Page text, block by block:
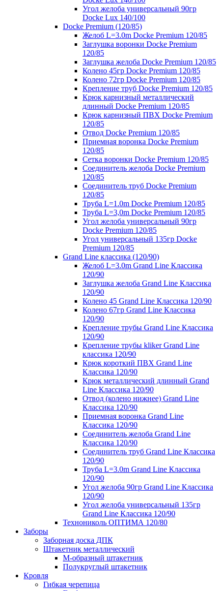
Угол желоба универсальный 90гр
Docke Lux 140/100
Docke Premium (120/85)
Желоб L=3.0m Docke Premium 120/85
Заглушка воронки Docke Premium
120/85
Заглушка желоба Docke Premium 120/85
Колено 45гр Docke Premium 120/85
Колено 72гр Docke Premium 120/85
Крепление труб Docke Premium 120/85
Крюк карнизный металлический
длинный Docke Premium 120/85
Крюк карнизный ПВХ Docke Premium
120/85
Отвод Docke Premium 120/85
Приемная воронка Docke Premium
120/85
Сетка воронки Docke Premium 120/85
Соединитель желоба Docke Premium
120/85
Соединитель труб Docke Premium
120/85
Труба L=1.0m Docke Premium 120/85
Труба L=3,0m Docke Premium 120/85
Угол желоба универсальный 90гр
Docke Premium 120/85
Угол универсальный 135гр Docke
Premium 120/85
Grand Line классика (120/90)
Желоб L=3.0m Grand Line Классика
120/90
Заглушка желоба Grand Line Классика
120/90
Колено 45 Grand Line Классика 120/90
Колено 67гр Grand Line Классика
120/90
Крепление трубы Grand Line Классика
120/90
Крепление трубы kliker Grand Line
классика 120/90
Крюк короткий ПВХ Grand Line
Классика 120/90
Крюк металлический длинный Grand
Line Классика 120/90
Отвод (колено нижнее) Grand Line
Классика 120/90
Приемная воронка Grand Line
Классика 120/90
Соединитель желоба Grand Line
Классика 120/90
Соединитель труб Grand Line Классика
120/90
Труба L=3.0m Grand Line Классика
120/90
Угол желоба 90гр Grand Line Классика
120/90
Угол желоба универсальный 135гр
Grand Line Классика 120/90
Технониколь ОПТИМА 120/80
Заборы
Заборная доска ДПК
Штакетник металлический
М-образный штакетник
Полукруглый штакетник
Кровля
Гибкая черепица